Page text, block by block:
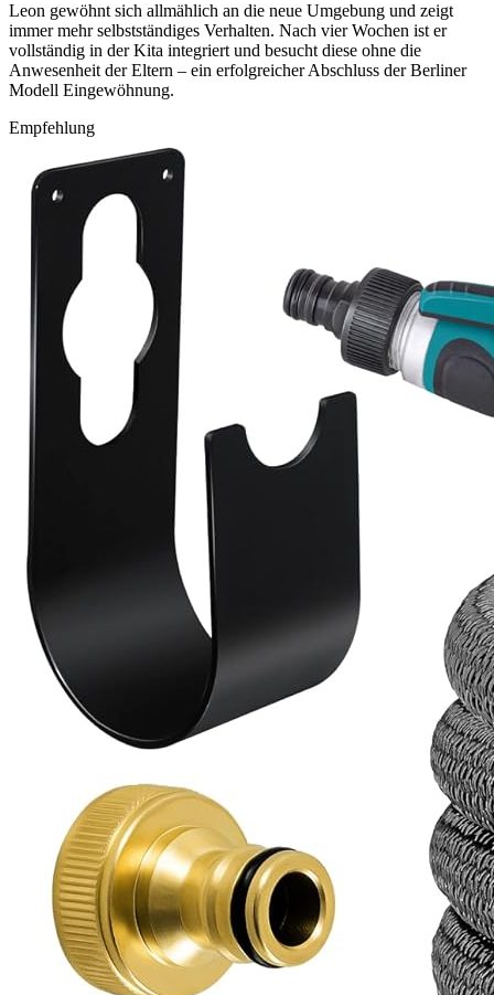
Leon gewöhnt sich allmählich an die neue Umgebung und zeigt
immer mehr selbstständiges Verhalten. Nach vier Wochen ist er
vollständig in der Kita integriert und besucht diese ohne die
Anwesenheit der Eltern – ein erfolgreicher Abschluss der Berliner
Modell Eingewöhnung.
Empfehlung